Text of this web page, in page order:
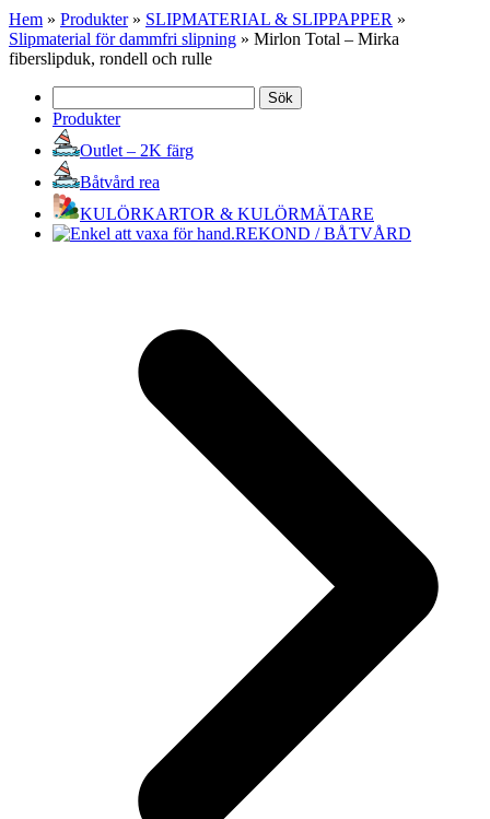
Hem » Produkter» SLIPMATERIAL & SLIPPAPPER »
Slipmaterial för dammfri slipning » Mirlon Total – Mirka
fiberslipduk, rondell och rulle
efter:
Produkter
Outlet – 2K färg
Båtvård rea
KULÖRKARTOR & KULÖRMÄTARE
REKOND / BÅTVÅRD